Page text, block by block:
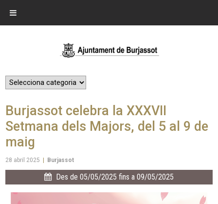
Burjassot celebra la XXXVII
Setmana dels Majors, del 5 al 9 de
maig
28 abril 2025 Burjassot
Des de 05/05/2025 fins a 09/05/2025